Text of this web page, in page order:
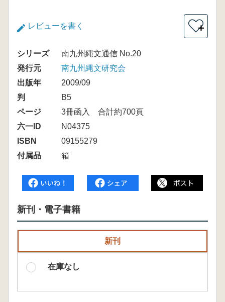
レビューを書く ＋
シリーズ
南九州縄文通信 No.20
発行元
南九州縄文研究会
出版年
2009/09
判
B5
ページ
3冊函入 合計約700頁
六一ID
N04375
ISBN
09155279
付属品
箱
新刊・電子書籍
新刊
在庫なし